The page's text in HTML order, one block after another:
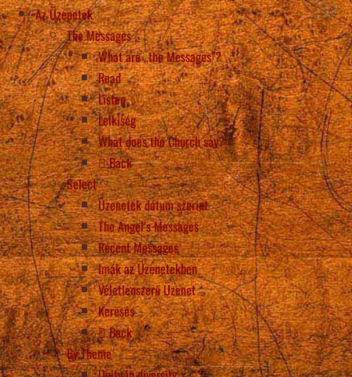
Az Üzenetek
The Messages
What are „the Messages”?
Read
Listen
Lelkiség
What does the Church say?
Back
Select
Üzenetek dátum szerint
The Angel’s Messages
Recent Messages
Imák az Üzenetekben
Véletlenszerű Üzenet
Keresés
Back
By Theme